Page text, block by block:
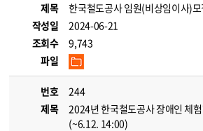
제목
한국철도공사 임원(비상임이사)
작성일
2024-06-21
조회수
9,743
파일
번호
244
제목
2024년 한국철도공사 장애인 체
(~6.12. 14:00)